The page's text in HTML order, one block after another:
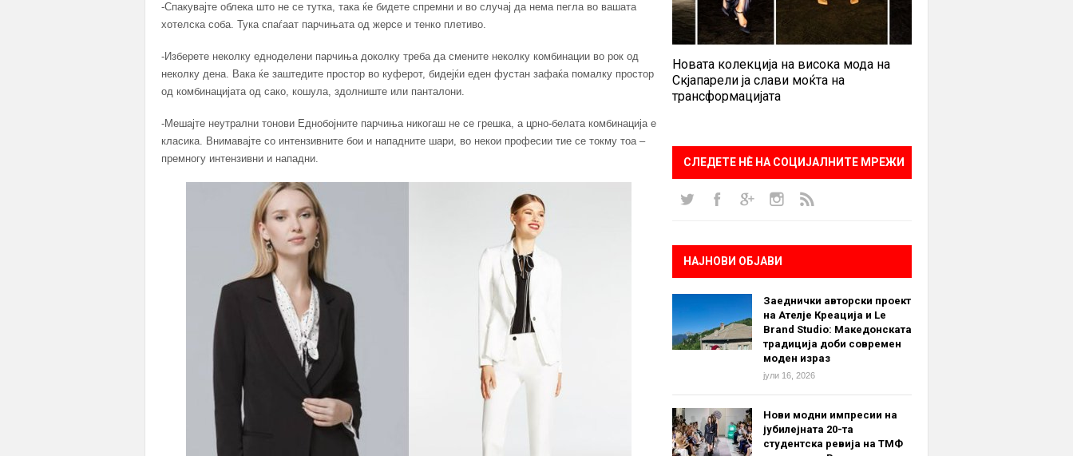
-Спакувајте облека што не се тутка, така ќе бидете спремни и во случај да нема пегла во вашата
хотелска соба. Тука спаѓаат парчињата од жерсе и тенко плетиво.
-Изберете неколку едноделени парчиња доколку треба да смените неколку комбинации во рок од
неколку дена. Вака ќе заштедите простор во куферот, бидејќи еден фустан зафаќа помалку простор
од комбинацијата од сако, кошула, здолниште или панталони.
-Мешајте неутрални тонови Еднобојните парчиња никогаш не се грешка, а црно-белата комбинација е
класика. Внимавајте со интензивните бои и нападните шари, во некои професии тие се токму тоа –
премногу интензивни и нападни.
Новата колекција на висока мода на
Скјапарели ја слави моќта на
трансформацијата
СЛЕДЕТЕ НÈ НА СОЦИЈАЛНИТЕ МРЕЖИ
НАЈНОВИ ОБЈАВИ
Заеднички авторски проект
на Ателје Креација и Le
Brand Studio: Македонската
традиција доби современ
моден израз
јули 16, 2026
Нови модни импресии на
јубилејната 20-та
студентска ревија на ТМФ